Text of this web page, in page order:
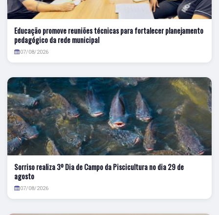
Educação promove reuniões técnicas para fortalecer planejamento
pedagógico da rede municipal
07/08/2026
Sorriso realiza 3º Dia de Campo da Piscicultura no dia 29 de
agosto
07/08/2026